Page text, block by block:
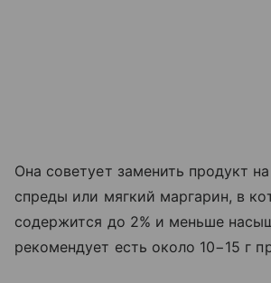
Она советует заменить продукт
спреды или мягкий маргарин, в
содержится до 2% и меньше
рекомендует есть около 10−15 г